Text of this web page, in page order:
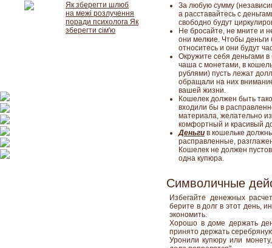
За любую сумму
а расставайтесь с
свободно будут
Не бросайте, не мните и
они мелкие. Чтобы
относитесь и они будут
Окружите себя деньгами
чаша с монетами, в
рублями) пусть лежат
обращали на них
вашей жизни.
Кошелек должен быть
входили бы в
материала, желательно
комфортный и красивый
Деньги в кошельке
расправленные,
Кошелек не должен
одна купюра.
Символичные
Избегайте денежных
берите в долг в этот день,
экономить.
Хорошо в доме держать
принято держать
Уронили купюру или
Як зберегти шлюб
на межі розлучення
поради психолога Як
зберегти сім'ю